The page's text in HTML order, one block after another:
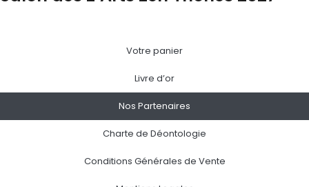
Votre panier
Livre d’or
Nos Partenaires
Charte de Déontologie
Conditions Générales de Vente